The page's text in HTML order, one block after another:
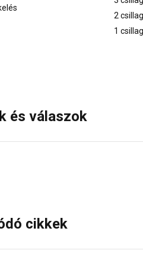
2 csillag
1 csillag
és válaszok
cikkek